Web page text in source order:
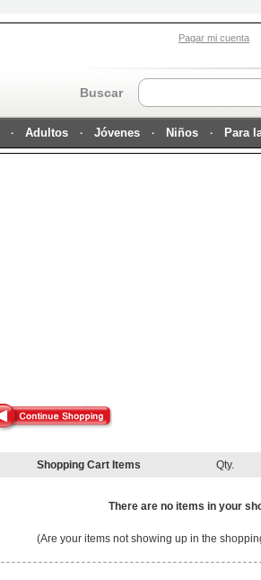
Pagar mi cuenta
Buscar
Adultos Jóvenes Niños Para
Shopping Cart Items Qty.
There are no items in your
(Are your items not showing up in the